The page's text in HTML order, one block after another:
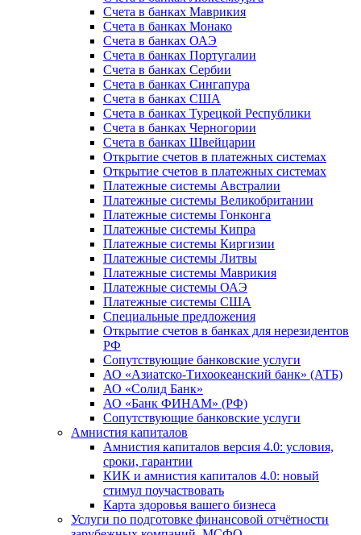
Счета в банках Маврикия
Счета в банках Монако
Счета в банках ОАЭ
Счета в банках Португалии
Счета в банках Сербии
Счета в банках Сингапура
Счета в банках США
Счета в банках Турецкой Республики
Счета в банках Черногории
Счета в банках Швейцарии
Открытие счетов в платежных системах
Открытие счетов в платежных системах
Платежные системы Австралии
Платежные системы Великобритании
Платежные системы Гонконга
Платежные системы Кипра
Платежные системы Киргизии
Платежные системы Литвы
Платежные системы Маврикия
Платежные системы ОАЭ
Платежные системы США
Специальные предложения
Открытие счетов в банках для нерезидентов
РФ
Сопутствующие банковские услуги
АО «Азиатско-Тихоокеанский банк» (АТБ)
АО «Солид Банк»
АО «Банк ФИНАМ» (РФ)
Сопутствующие банковские услуги
Амнистия капиталов
Амнистия капиталов версия 4.0: условия,
сроки, гарантии
КИК и амнистия капиталов 4.0: новый
стимул поучаствовать
Карта здоровья вашего бизнеса
Услуги по подготовке финансовой отчётности